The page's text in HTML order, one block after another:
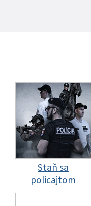
Staň sa
policajtom